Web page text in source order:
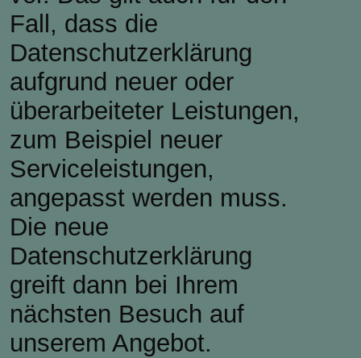
Fall, dass die
Datenschutzerklärung
aufgrund neuer oder
überarbeiteter Leistungen,
zum Beispiel neuer
Serviceleistungen,
angepasst werden muss.
Die neue
Datenschutzerklärung
greift dann bei Ihrem
nächsten Besuch auf
unserem Angebot.